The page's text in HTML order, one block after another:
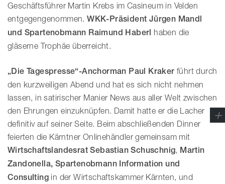
Geschäftsführer Martin Krebs im Casineum in Velden
entgegengenommen.WKK-Präsident Jürgen Mandl
und Spartenobmann Raimund Haberl haben die
gläserne Trophäe überreicht.
„Die Tagespresse“-Anchorman Paul Kraker führt durch
den kurzweiligen Abend und hat es sich nicht nehmen
lassen, in satirischer Manier News aus aller Welt zwischen
den Ehrungen einzuknüpfen. Damit hatte er die Lacher
definitiv auf seiner Seite. Beim abschließenden Dinner
feierten die Kärntner Onlinehändler gemeinsam mit
Wirtschaftslandesrat Sebastian Schuschnig Martin
Zandonella, Spartenobmann Information und
Consulting in der Wirtschaftskammer Kärnten, und